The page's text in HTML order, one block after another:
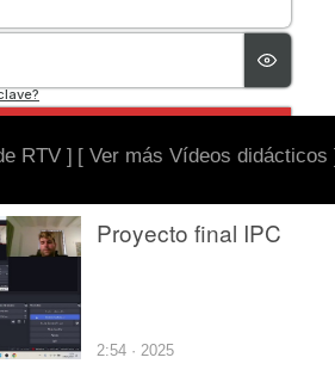
RTV ] [ Ver más Vídeos didácticos
Proyecto final IPC
2:54 · 2025